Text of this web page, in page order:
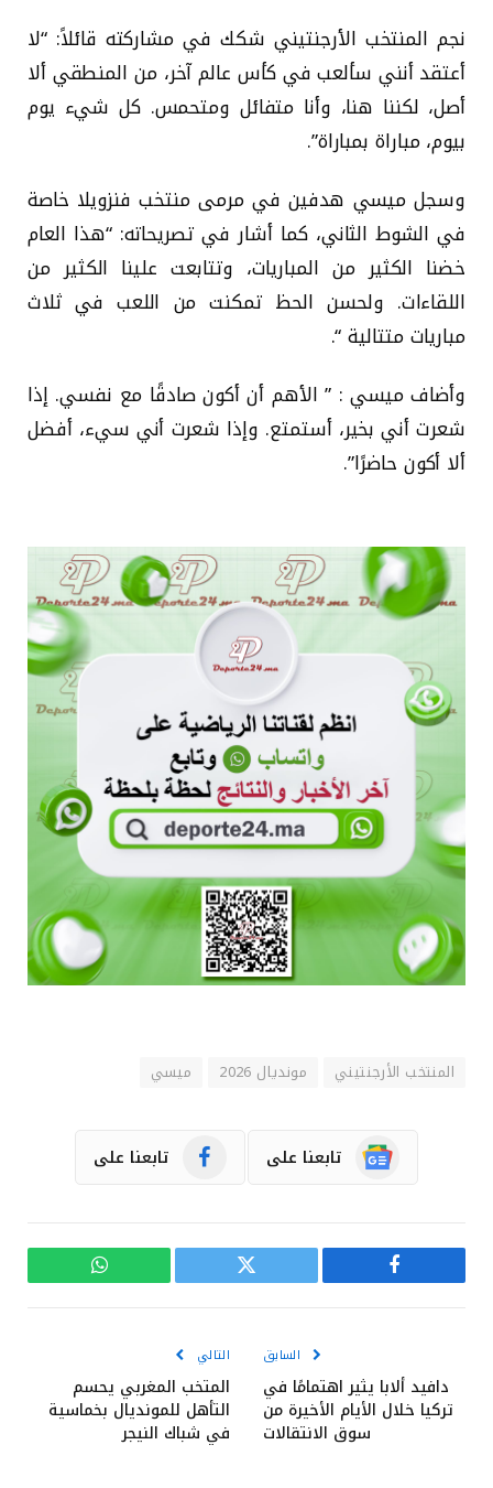
نجم المنتخب الأرجنتيني شكك في مشاركته قائلاً: “لا
أعتقد أنني سألعب في كأس عالم آخر، من المنطقي ألا
أصل، لكننا هنا، وأنا متفائل ومتحمس. كل شيء يوم
بيوم، مباراة بمباراة”.
وسجل ميسي هدفين في مرمى منتخب فنزويلا خاصة
في الشوط الثاني، كما أشار في تصريحاته: “هذا العام
خضنا الكثير من المباريات، وتتابعت علينا الكثير من
اللقاءات. ولحسن الحظ تمكنت من اللعب في ثلاث
مباريات متتالية “.
وأضاف ميسي : ” الأهم أن أكون صادقًا مع نفسي. إذا
شعرت أني بخير، أستمتع. وإذا شعرت أني سيء، أفضل
ألا أكون حاضرًا”.
المنتخب الأرجنتيني مونديال 2026 ميسي
تابعنا على تابعنا على
فيسبوك تويتر واتساب
السابق
دافيد ألابا يثير اهتمامًا في
تركيا خلال الأيام الأخيرة من
سوق الانتقالات
التالي
المتخب المغربي يحسم
التأهل للمونديال بخماسية
في شباك النيجر